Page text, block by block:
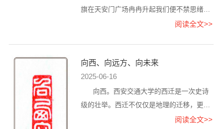
旗在天安门广场冉冉升起我们便不禁思绪万
千想起那浴血奋战的昨天亲爱的祖国百年的
阅读全文>>
向西、向远方、向未来
2025-06-16
向西。西安交通大学的西迁是一次史诗
级的壮举。西迁不仅仅是地理的迁移，更是
家国情怀的精神流向。扎根西部、服务国
阅读全文>>